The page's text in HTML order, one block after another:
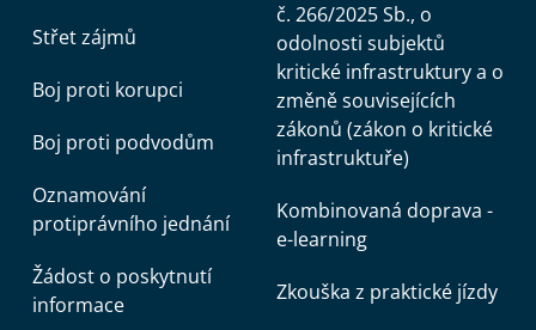
Střet zájmů
Boj proti korupci
Boj proti podvodům
Oznamování
protiprávního jednání
Žádost o poskytnutí
informace
č. 266/2025 Sb., o
odolnosti subjektů
kritické infrastruktury a o
změně souvisejících
zákonů (zákon o kritické
infrastruktuře)
Kombinovaná doprava -
e-learning
Zkouška z praktické jízdy